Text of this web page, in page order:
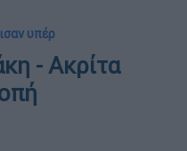
υπέρ
- Ακρίτα